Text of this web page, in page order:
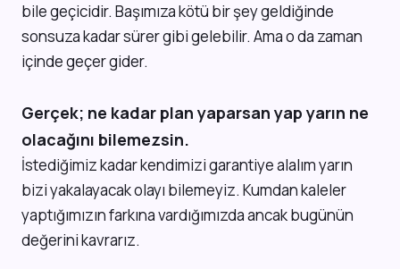
bile geçicidir. Başımıza kötü bir şey geldiğinde
sonsuza kadar sürer gibi gelebilir. Ama o da zaman
içinde geçer gider.
Gerçek; ne kadar plan yaparsan yap yarın ne
olacağını bilemezsin.
İstediğimiz kadar kendimizi garantiye alalım yarın
bizi yakalayacak olayı bilemeyiz. Kumdan kaleler
yaptığımızın farkına vardığımızda ancak bugünün
değerini kavrarız.